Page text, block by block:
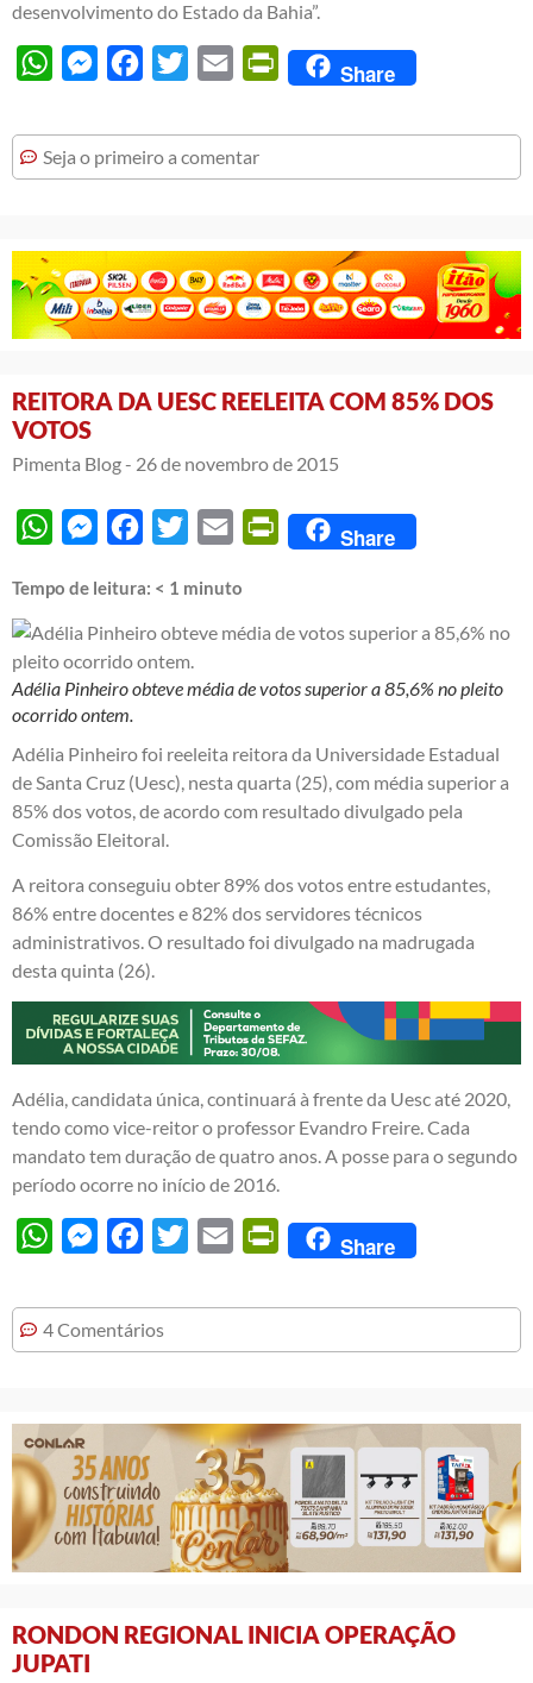
desenvolvimento do Estado da Bahia”.
WhatsAppMessengerFacebook
Twitter Email PrintFriendly
Share
Seja o primeiro a comentar
REITORA DA UESC REELEITA COM 85% DOS
VOTOS
Pimenta Blog - 26 de novembro de 2015
WhatsAppMessengerFacebook
Twitter Email PrintFriendly
Share
Tempo de leitura: < 1 minuto
Adélia Pinheiro obteve média de votos superior a 85,6% no pleito
ocorrido ontem.
Adélia Pinheiro foi reeleita reitora da Universidade Estadual
de Santa Cruz (Uesc), nesta quarta (25), com média superior a
85% dos votos, de acordo com resultado divulgado pela
Comissão Eleitoral.
A reitora conseguiu obter 89% dos votos entre estudantes,
86% entre docentes e 82% dos servidores técnicos
administrativos. O resultado foi divulgado na madrugada
desta quinta (26).
Adélia, candidata única, continuará à frente da Uesc até 2020,
tendo como vice-reitor o professor Evandro Freire. Cada
mandato tem duração de quatro anos. A posse para o segundo
período ocorre no início de 2016.
WhatsAppMessengerFacebook
Twitter Email PrintFriendly
Share
4 Comentários
RONDON REGIONAL INICIA OPERAÇÃO
JUPATI